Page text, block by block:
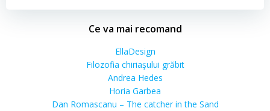
Ce va mai recomand
EllaDesign
Filozofia chiriaşului grăbit
Andrea Hedes
Horia Garbea
Dan Romascanu – The catcher in the Sand